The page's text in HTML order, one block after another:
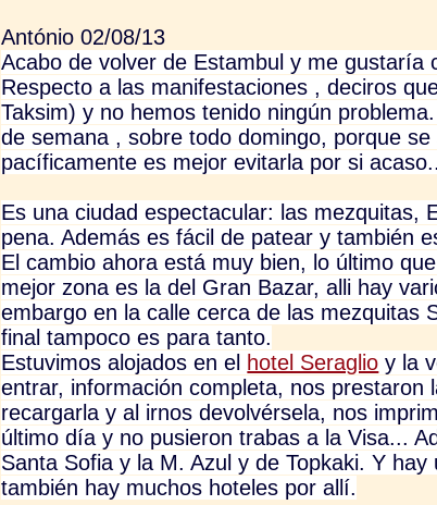
António 02/08/13
Acabo de volver de Estambul y me gustaría
Respecto a las manifestaciones , deciros
Taksim) y no hemos tenido ningún
de semana , sobre todo domingo, porque
pacíficamente es mejor evitarla por si
Es una ciudad espectacular: las mezquitas,
pena. Además es fácil de patear y también
El cambio ahora está muy bien, lo último
mejor zona es la del Gran Bazar, alli hay
embargo en la calle cerca de las mezquitas
final tampoco es para tanto.
Estuvimos alojados en el hotel Seraglio y la
entrar, información completa, nos
recargarla y al irnos devolvérsela, nos
último día y no pusieron trabas a la Visa...
Santa Sofia y la M. Azul y de Topkaki. Y
también hay muchos hoteles porallí.